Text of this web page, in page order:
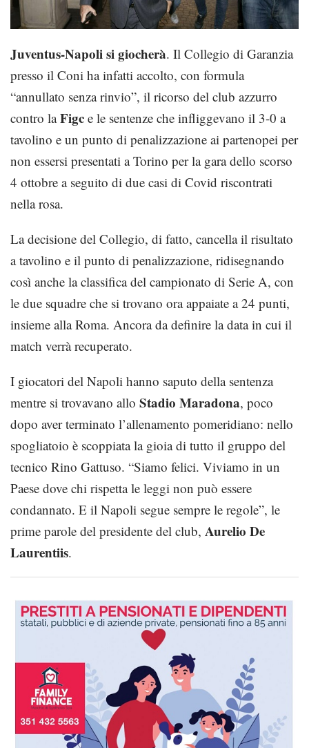
Juventus-Napoli si giocherà. Il Collegio di Garanzia
presso il Coni ha infatti accolto, con formula
“annullato senza rinvio”, il ricorso del club azzurro
contro laFigc e le sentenze che infliggevano il 3-0 a
tavolino e un punto di penalizzazione ai partenopei per
non essersi presentati a Torino per la gara dello scorso
4 ottobre a seguito di due casi di Covid riscontrati
nella rosa.
La decisione del Collegio, di fatto, cancella il risultato
a tavolino e il punto di penalizzazione, ridisegnando
così anche la classifica del campionato di Serie A, con
le due squadre che si trovano ora appaiate a 24 punti,
insieme alla Roma. Ancora da definire la data in cui il
match verrà recuperato.
I giocatori del Napoli hanno saputo della sentenza
mentre si trovavano allo Stadio Maradona, poco
dopo aver terminato l’allenamento pomeridiano: nello
spogliatoio è scoppiata la gioia di tutto il gruppo del
tecnico Rino Gattuso. “Siamo felici. Viviamo in un
Paese dove chi rispetta le leggi non può essere
condannato. E il Napoli segue sempre le regole”, le
prime parole del presidente del club, Aurelio De
Laurentiis.